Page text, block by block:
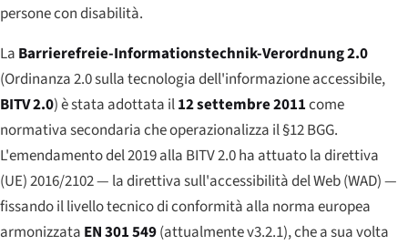
persone con disabilità.
La Barrierefreie-Informationstechnik-Verordnung 2.0
(Ordinanza 2.0 sulla tecnologia dell'informazione accessibile,
BITV 2.0) è stata adottata il12 settembre 2011come
normativa secondaria che operazionalizza il §12 BGG.
L'emendamento del 2019 alla BITV 2.0 ha attuato la direttiva
(UE) 2016/2102 — la direttiva sull'accessibilità del Web (WAD) —
fissando il livello tecnico di conformità alla norma europea
armonizzata EN 301 549(attualmente v3.2.1), che a sua volta